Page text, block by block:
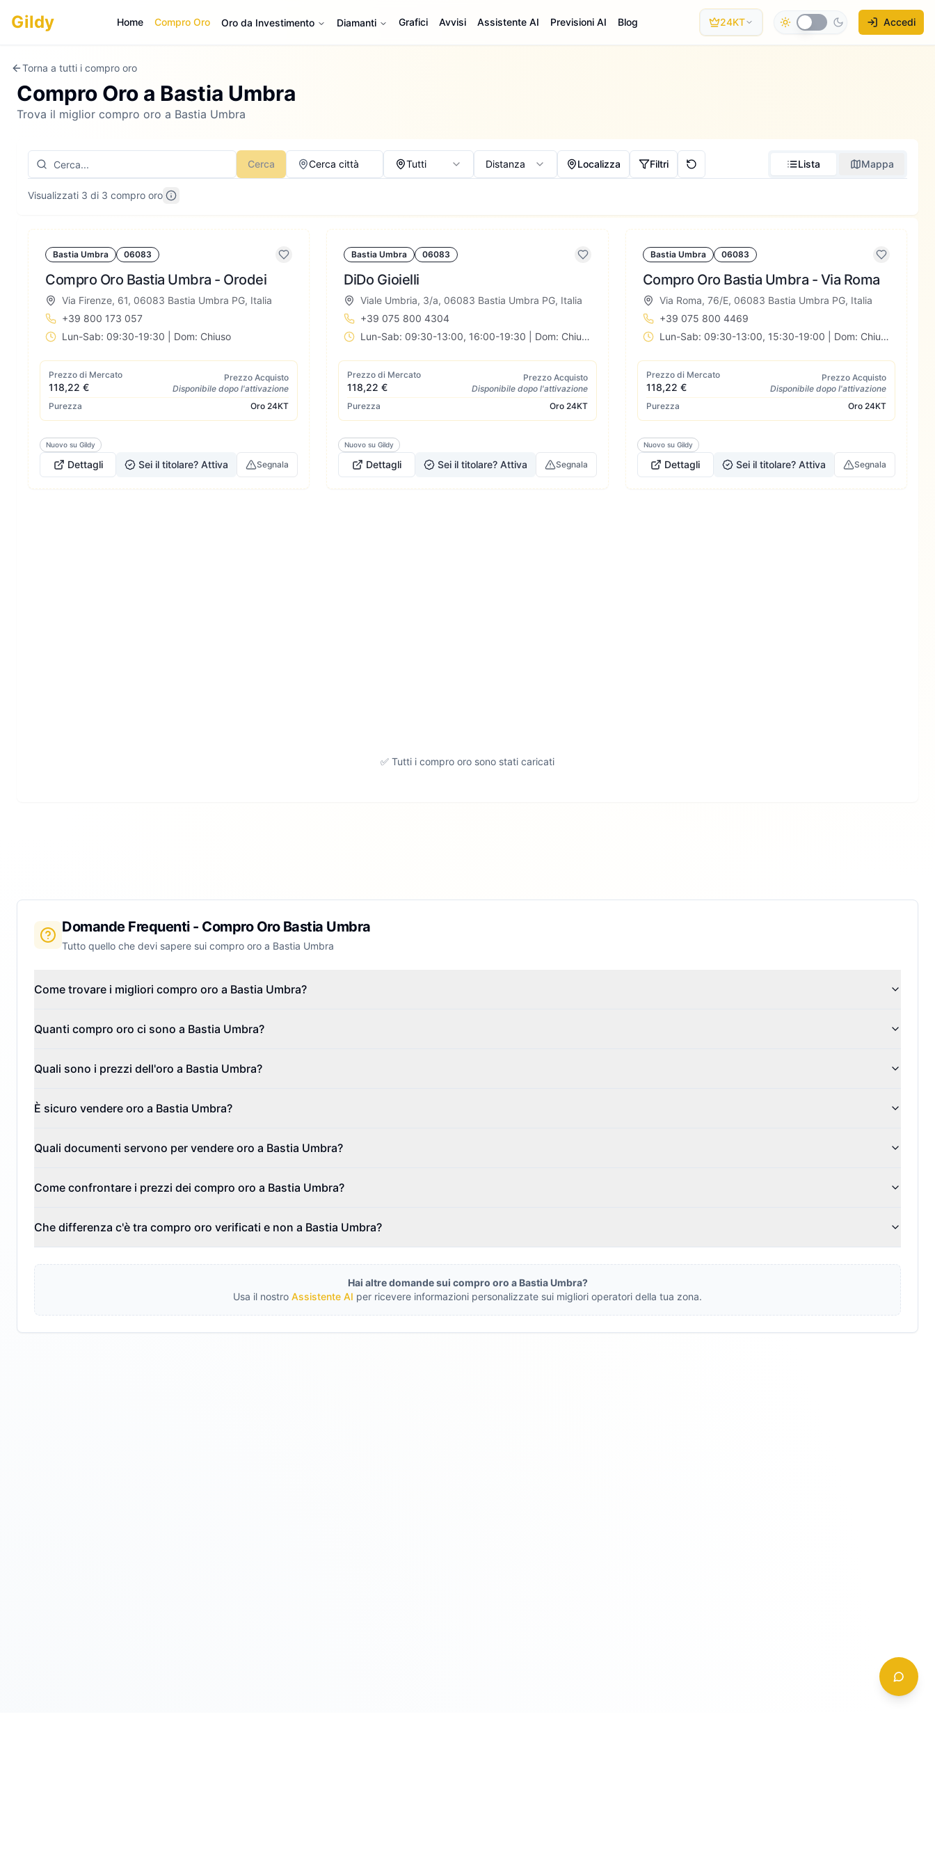
Gildy Home Compro Oro Oro da Investimento Diamanti Grafici Avvisi Assistente AI Previsioni AI Blog 24KT Accedi
Torna a tutti i compro oro
Compro Oro a Bastia Umbra
Trova il miglior compro oro a Bastia Umbra
Cerca Cerca città Tutti Distanza Localizza Filtri Lista Mappa
Visualizzati 3 di 3 compro oro
Bastia Umbra 06083
Compro Oro Bastia Umbra - Orodei
Via Firenze, 61, 06083 Bastia Umbra PG, Italia
+39 800 173 057
Lun-Sab: 09:30-19:30 | Dom: Chiuso
Prezzo di Mercato
118,22 €
Prezzo Acquisto
Disponibile dopo l'attivazione
Purezza
Oro 24KT
Nuovo su Gildy
Dettagli Sei il titolare? Attiva Segnala
Bastia Umbra 06083
DiDo Gioielli
Viale Umbria, 3/a, 06083 Bastia Umbra PG, Italia
+39 075 800 4304
Lun-Sab: 09:30-13:00, 16:00-19:30 | Dom: Chiuso
Prezzo di Mercato
118,22 €
Prezzo Acquisto
Disponibile dopo l'attivazione
Purezza
Oro 24KT
Nuovo su Gildy
Dettagli Sei il titolare? Attiva Segnala
Bastia Umbra 06083
Compro Oro Bastia Umbra - Via Roma
Via Roma, 76/E, 06083 Bastia Umbra PG, Italia
+39 075 800 4469
Lun-Sab: 09:30-13:00, 15:30-19:00 | Dom: Chiuso
Prezzo di Mercato
118,22 €
Prezzo Acquisto
Disponibile dopo l'attivazione
Purezza
Oro 24KT
Nuovo su Gildy
Dettagli Sei il titolare? Attiva Segnala
✅ Tutti i compro oro sono stati caricati
Domande Frequenti - Compro Oro Bastia Umbra
Tutto quello che devi sapere sui compro oro a Bastia Umbra
Come trovare i migliori compro oro a Bastia Umbra?
Quanti compro oro ci sono a Bastia Umbra?
Quali sono i prezzi dell'oro a Bastia Umbra?
È sicuro vendere oro a Bastia Umbra?
Quali documenti servono per vendere oro a Bastia Umbra?
Come confrontare i prezzi dei compro oro a Bastia Umbra?
Che differenza c'è tra compro oro verificati e non a Bastia Umbra?
Hai altre domande sui compro oro a Bastia Umbra?
Usa il nostro Assistente AI per ricevere informazioni personalizzate sui migliori operatori della tua zona.